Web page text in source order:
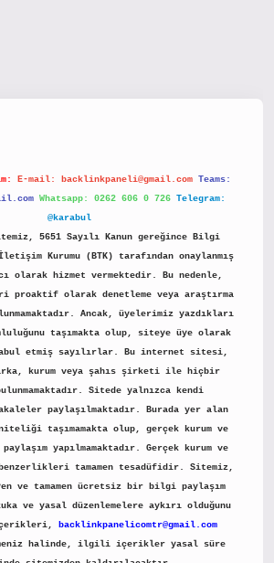
E-mail: backlinkpaneli@gmail.com Teams:
Whatsapp: 0262 606 0 726 Telegram:
@karabul
5651 Sayılı Kanun gereğince Bilgi
Kurumu (BTK) tarafından onaylanmış
olarak hizmet vermektedir. Bu nedenle,
olarak denetleme veya araştırma
Ancak, üyelerimiz yazdıkları
taşımakta olup, siteye üye olarak
etmiş sayılırlar. Bu internet sitesi,
kurum veya şahıs şirketi ile hiçbir
Sitede yalnızca kendi
paylaşılmaktadır. Burada yer alan
taşımamakta olup, gerçek kurum ve
yapılmamaktadır. Gerçek kurum ve
tamamen tesadüfidir. Sitemiz,
ve tamamen ücretsiz bir bilgi paylaşım
ve yasal düzenlemelere aykırı olduğunu
içerikleri,
backlinkpanelicomtr@gmail.com
halinde, ilgili içerikler yasal süre